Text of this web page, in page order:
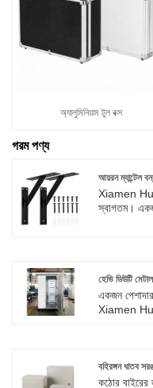
অ্যালুমিনিয়াম টুল বক্স
গরম পণ্য
আয়রন ম্যান্টেল
Xiamen
স্বাগতম।
হেভি ডিউটি
একজন
Xiamen
কাস্টমাইজ
পর্যন্ত একটি
বহিরঙ্গন ধাতব
কঠোর বাইরের